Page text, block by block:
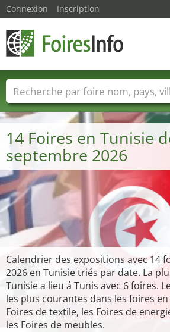
14 Foires en Tunisie
septembre 2026
Calendrier des expositions avec 14
2026 en Tunisie triés par date. La
Tunisie a lieu á Tunis avec 6 foires.
les plus courantes dans les foires
Foires de textile, les Foires de
les Foires de meubles.
Connexion Inscription
Foire noms Pays Villes
Secteurs du fournisseur de services